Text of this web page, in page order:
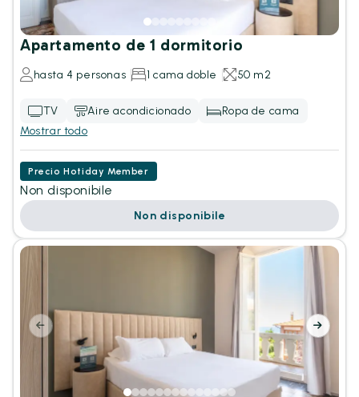
Apartamento de 1 dormitorio
hasta 4 personas 1 cama doble 50 m2
TV Aire acondicionado
Ropa de cama
Mostrar todo
Precio Hotiday Member
Non disponibile
Non disponibile